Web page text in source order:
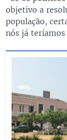
objetivo a
população,
nós já